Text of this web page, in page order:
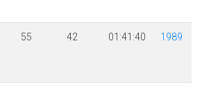
55 42 01:41:40 1989